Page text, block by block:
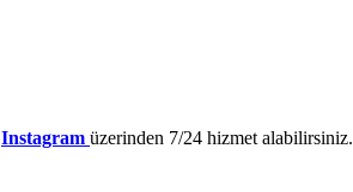
Instagram üzerinden 7/24 hizmet alabilirsiniz.